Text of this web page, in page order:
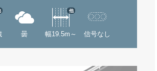
曇 幅19.5m～
他
信号なし